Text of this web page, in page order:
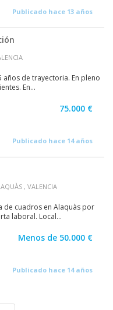
Publicado hace 13 años
años de trayectoria. En pleno
En...
75.000 €
Publicado hace 14 años
, VALENCIA
de cuadros en Alaquàs por
laboral. Local...
Menos de 50.000 €
Publicado hace 14 años